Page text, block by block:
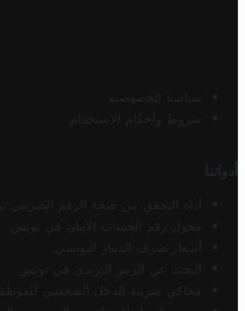
سياسة الخصوصية
شروط وأحكام الاستخدام
أدواتنا
أداة التحقق من صحة الرقم الضريبي
محول رقم الحساب الآيبان في تونس
أسعار صرف الدينار التونسي
البحث عن الرمز البريدي في تونس
محاكي ضريبة الدخل الشخصي للموظف/